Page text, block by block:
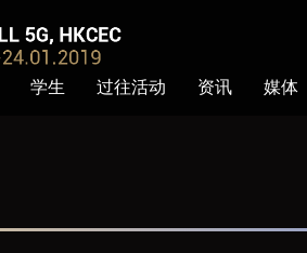
学生 过往活动 资讯 媒体